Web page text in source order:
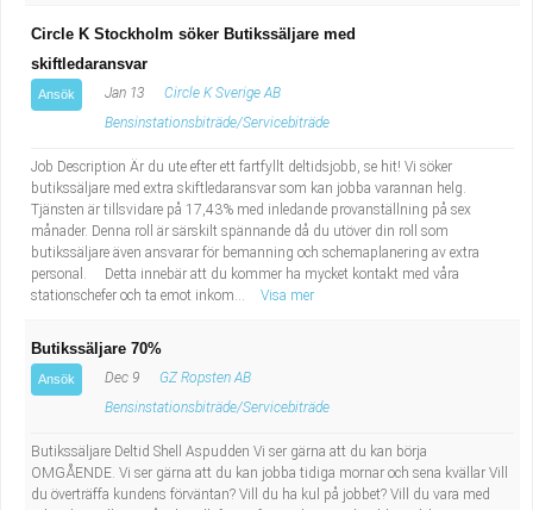
Circle K Stockholm söker Butikssäljare med
skiftledaransvar
Ansök Jan 13
Circle K Sverige AB
Bensinstationsbiträde/Servicebiträde
Job Description Är du ute efter ett fartfyllt deltidsjobb, se hit! Vi söker
butikssäljare med extra skiftledaransvar som kan jobba varannan helg.
Tjänsten är tillsvidare på 17,43% med inledande provanställning på sex
månader. Denna roll är särskilt spännande då du utöver din roll som
butikssäljare även ansvarar för bemanning och schemaplanering av extra
personal. Detta innebär att du kommer ha mycket kontakt med våra
stationschefer och ta emot inkom...
Visa mer
Butikssäljare 70%
Ansök Dec 9
GZ Ropsten AB
Bensinstationsbiträde/Servicebiträde
Butikssäljare Deltid Shell Aspudden Vi ser gärna att du kan börja
OMGÅENDE. Vi ser gärna att du kan jobba tidiga mornar och sena kvällar Vill
du överträffa kundens förväntan? Vill du ha kul på jobbet? Vill du vara med